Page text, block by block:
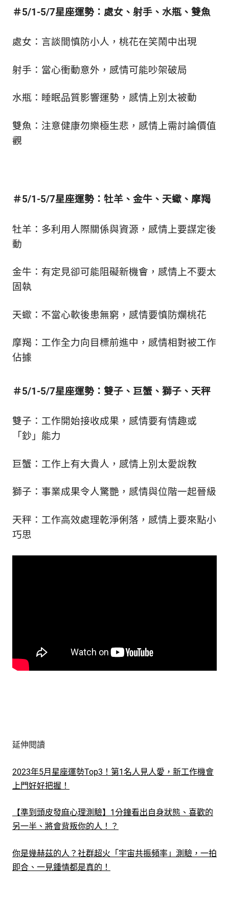
鮮
讓
一
無
的
和
一
屬
生
活
態
＃5/1-5/7星座運勢：處女、射手、水瓶、雙魚
處女：言談間慎防小人，桃花在笑鬧中出現
射手：當心衝動意外，感情可能吵架破局
水瓶：睡眠品質影響運勢，感情上別太被動
雙魚：注意健康勿樂極生悲，感情上需討論價值
觀
＃5/1-5/7星座運勢：牡羊、金牛、天蠍、摩羯
牡羊：多利用人際關係與資源，感情上要謀定後
動
金牛：有定見卻可能阻礙新機會，感情上不要太
固執
天蠍：不當心軟後患無窮，感情要慎防爛桃花
摩羯：工作全力向目標前進中，感情相對被工作
佔據
＃5/1-5/7星座運勢：雙子、巨蟹、獅子、天秤
雙子：工作開始接收成果，感情要有情趣或
「鈔」能力
巨蟹：工作上有大貴人，感情上別太愛說教
獅子：事業成果令人驚艷，感情與位階一起晉級
天秤：工作高效處理乾淨俐落，感情上要來點小
巧思
延伸閱讀
2023年5月星座運勢Top3！第1名人見人愛，新工作機會
上門好好把握！
【準到頭皮發麻心理測驗】1分鐘看出自身狀態、喜歡的
另一半、將會背叛你的人！？
你是幾赫茲的人？社群超火「宇宙共振頻率」測驗，一拍
即合、一見鍾情都是真的！